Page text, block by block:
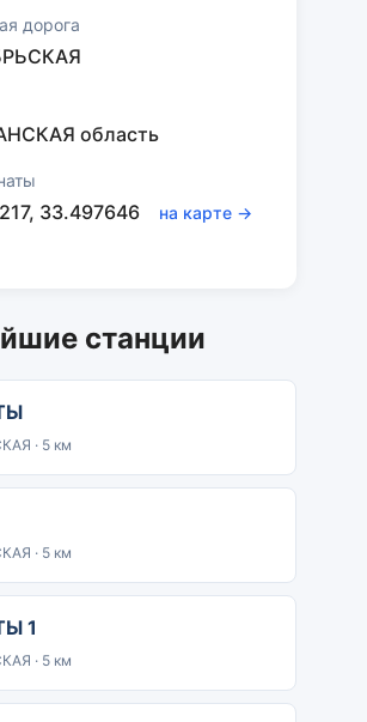
дорога
область
33.497646 на карте →
станции
· 5 км
· 5 км
1
· 5 км